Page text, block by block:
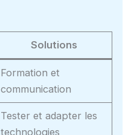
Solutions
Formation et
communication
Tester et adapter les
technologies